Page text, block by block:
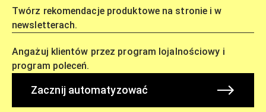
Twórz rekomendacje produktowe na stronie i w
newsletterach.
Angażuj klientów przez program lojalnościowy i
program poleceń.
Zacznij automatyzować